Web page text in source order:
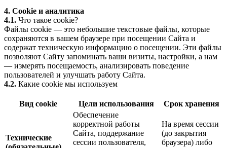
4. Cookie и аналитика
4.1. Что такое cookie?
Файлы cookie — это небольшие текстовые файлы, которые
сохраняются в вашем браузере при посещении Сайта и
содержат техническую информацию о посещении. Эти файлы
позволяют Сайту запоминать ваши визиты, настройки, а нам
— измерять посещаемость, анализировать поведение
пользователей и улучшать работу Сайта.
4.2. Какие cookie мы используем
Вид cookie Цели использования Срок хранения
Технические
Обеспечение
корректной работы
Сайта, поддержание
сессии пользователя,
На время сессии
(до закрытия
браузера) либо